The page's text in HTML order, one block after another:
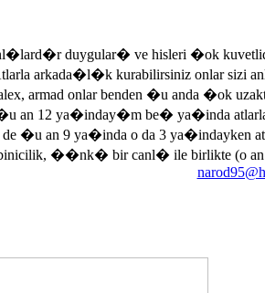
duygular� ve hisleri �ok
arkada�l�k kurabilirsiniz onlar
alex, armad onlar benden �u anda �ok
an 12 ya�inday�m be� ya�inda
�u an 9 ya�inda o da 3
��nk� bir canl� ile birlikte (o an